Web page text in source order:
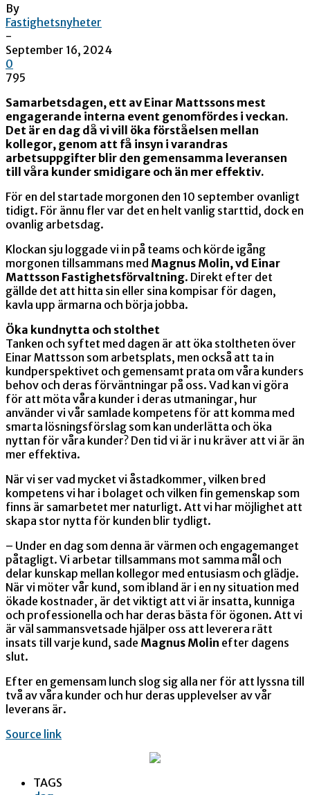
By
Fastighetsnyheter
-
September 16, 2024
0
795
Samarbetsdagen, ett av Einar Mattssons mest
engagerande interna event genomfördes i veckan.
Det är en dag då vi vill öka förståelsen mellan
kollegor, genom att få insyn i varandras
arbetsuppgifter blir den gemensamma leveransen
till våra kunder smidigare och än mer effektiv.
För en del startade morgonen den 10 september ovanligt
tidigt. För ännu fler var det en helt vanlig starttid, dock en
ovanlig arbetsdag.
Klockan sju loggade vi in på teams och körde igång
morgonen tillsammans med Magnus Molin, vd Einar
Mattsson Fastighetsförvaltning. Direkt efter det
gällde det att hitta sin eller sina kompisar för dagen,
kavla upp ärmarna och börja jobba.
Öka kundnytta och stolthet
Tanken och syftet med dagen är att öka stoltheten över
Einar Mattsson som arbetsplats, men också att ta in
kundperspektivet och gemensamt prata om våra kunders
behov och deras förväntningar på oss. Vad kan vi göra
för att möta våra kunder i deras utmaningar, hur
använder vi vår samlade kompetens för att komma med
smarta lösningsförslag som kan underlätta och öka
nyttan för våra kunder? Den tid vi är i nu kräver att vi är än
mer effektiva.
När vi ser vad mycket vi åstadkommer, vilken bred
kompetens vi har i bolaget och vilken fin gemenskap som
finns är samarbetet mer naturligt. Att vi har möjlighet att
skapa stor nytta för kunden blir tydligt.
– Under en dag som denna är värmen och engagemanget
påtagligt. Vi arbetar tillsammans mot samma mål och
delar kunskap mellan kollegor med entusiasm och glädje.
När vi möter vår kund, som ibland är i en ny situation med
ökade kostnader, är det viktigt att vi är insatta, kunniga
och professionella och har deras bästa för ögonen. Att vi
är väl sammansvetsade hjälper oss att leverera rätt
insats till varje kund, sade Magnus Molin efter dagens
slut.
Efter en gemensam lunch slog sig alla ner för att lyssna till
två av våra kunder och hur deras upplevelser av vår
leverans är.
Source link
TAGS